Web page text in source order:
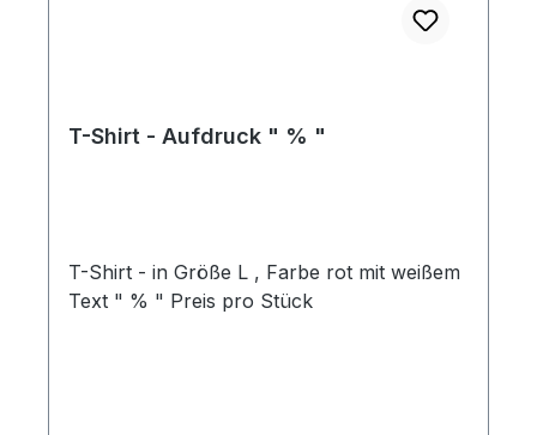
T-Shirt - Aufdruck " % "
T-Shirt - in Größe L , Farbe rot mit weißem
Text " % " Preis pro Stück